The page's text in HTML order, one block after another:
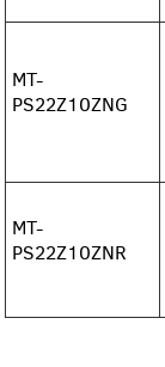
MT-
PS22Z10ZNG
MT-
PS22Z10ZNR